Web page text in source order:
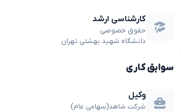
کارشناسی ارشد
حقوق خصوصی
دانشگاه شهید بهشتی تهران
سوابق کاری
وکیل
شرکت شاهد(سهامی عام)